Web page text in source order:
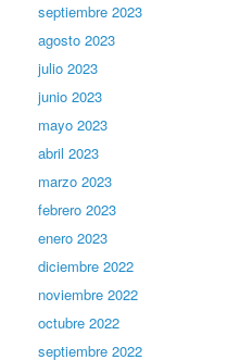
septiembre 2023
agosto 2023
julio 2023
junio 2023
mayo 2023
abril 2023
marzo 2023
febrero 2023
enero 2023
diciembre 2022
noviembre 2022
octubre 2022
septiembre 2022